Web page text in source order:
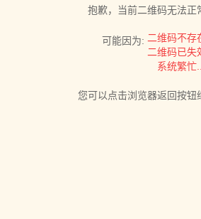
抱歉，当前二维码无法正
可能因为: 二维码不存
二维码已失
系统繁忙...
您可以点击浏览器返回按钮